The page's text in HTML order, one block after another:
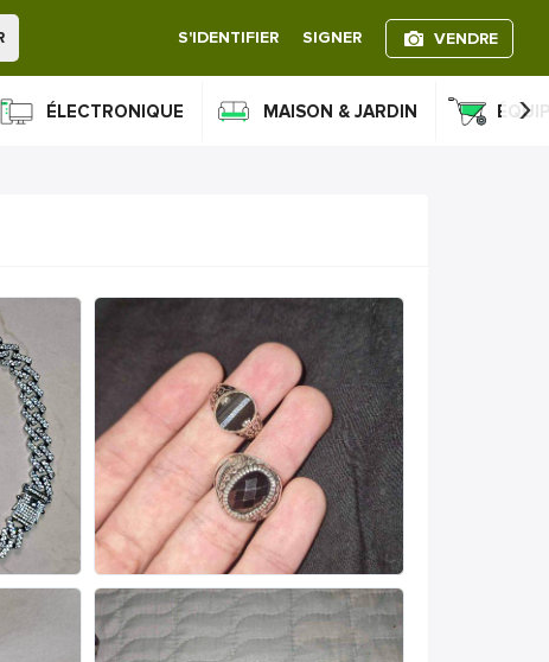
S'IDENTIFIER SIGNER VENDRE
ÉLECTRONIQUE MAISON & JARDIN ›